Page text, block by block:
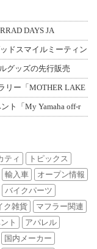
DAYS JA
ドスマイルミーティン
グッズの先行販売
リー「MOTHER LAKE
ト「My Yamaha off-r
ティ
トピックス
輸入車
オープン情報
バイクパーツ
ク雑貨
マフラー関連
ト
アパレル
国内メーカー